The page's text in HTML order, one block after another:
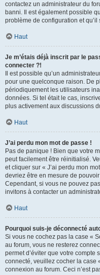
contactez un administrateur du
banni. Il est également possible
problème de configuration et
Haut
Je m’étais déjà inscrit par le
connecter ?!
Il est possible qu’un
pour une quelconque raison. De
périodiquement les utilisateurs
données. Si tel était le cas,
plus activement aux discussions
Haut
J’ai perdu mon mot de passe !
Pas de panique ! Bien que votre
peut facilement être réinitialisé.
et cliquer sur « J’ai perdu mon
devriez être en mesure de
Cependant, si vous ne pouvez
invitons à contacter un
Haut
Pourquoi suis-je déconnecté
Si vous ne cochez pas la case «
au forum, vous ne resterez
permet d’éviter que votre compte
connecté, veuillez cocher la case
connexion au forum. Ceci n’est